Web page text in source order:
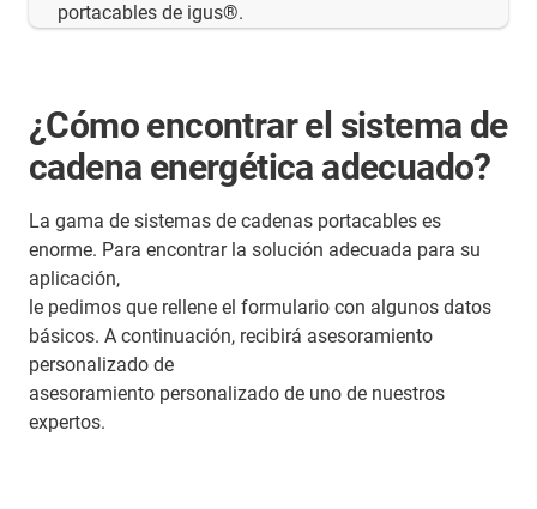
portacables de igus®.
¿Cómo encontrar el sistema de
cadena energética adecuado?
La gama de sistemas de cadenas portacables es
enorme. Para encontrar la solución adecuada para su
aplicación,
le pedimos que rellene el formulario con algunos datos
básicos. A continuación, recibirá asesoramiento
personalizado de
asesoramiento personalizado de uno de nuestros
expertos.